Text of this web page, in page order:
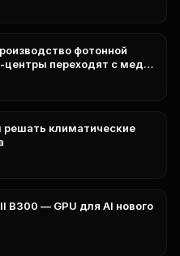
фотонной
переходят с меди
климатические
B300 — GPU для AI нового